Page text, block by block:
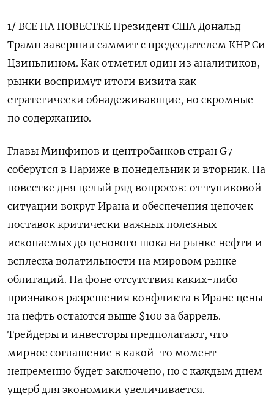
1/ ВСЕ НА ПОВЕСТКЕ Президент США Дональд
Трамп завершил саммит с председателем КНР Си
‌Цзиньпином. Как отметил один из аналитиков,
рынки воспримут итоги визита как
стратегически обнадеживающие, но скромные
по содержанию.
Главы Минфинов и центробанков стран G7
соберутся в Париже в понедельник и вторник. На
повестке дня целый ряд вопросов: от тупиковой
ситуации вокруг Ирана и обеспечения цепочек
поставок критически важных полезных
ископаемых до ценового шока на рынке нефти и
всплеска волатильности на мировом рынке
облигаций. На фоне отсутствия каких-либо
признаков ​разрешения конфликта в Иране цены
на нефть остаются выше $100 за баррель. ​
Трейдеры и инвесторы предполагают, что
мирное соглашение в какой-то момент
непременно будет заключено, ​но с ⁠каждым днем
ущерб для экономики увеличивается.